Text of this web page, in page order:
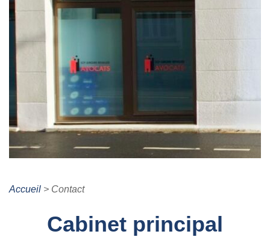
Accueil > Contact
Cabinet principal